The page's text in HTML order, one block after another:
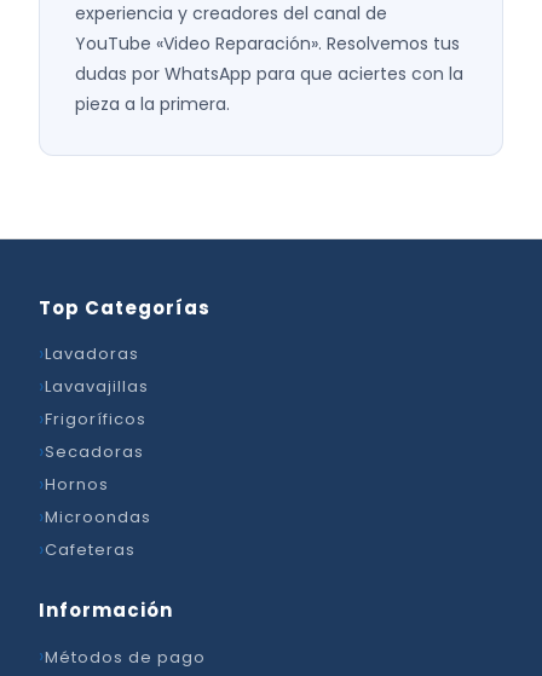
experiencia y creadores del canal de
YouTube «Video Reparación». Resolvemos tus
dudas por WhatsApp para que aciertes con la
pieza a la primera.
Top Categorías
Lavadoras
Lavavajillas
Frigoríficos
Secadoras
Hornos
Microondas
Cafeteras
Información
Métodos de pago